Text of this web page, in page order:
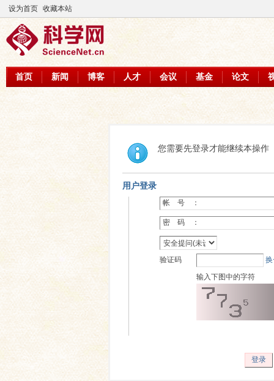
设为首页 收藏本站
首页 新闻 博客 人才 会议 基金 论文
您需要先登录才能继续本操作
用户登录
帐 号 ：
密 码 ：
验证码
输入下图中的字符
登录